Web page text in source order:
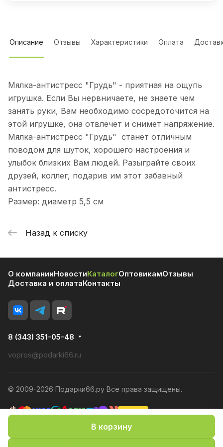
В корзину
Описание Отзывы Характеристики Оплата
Мялка-антистресс "Грудь" - приятная на ощупь
игрушка. Если Вы нервничаете, не знаете чем
занять руки, Вам необходимо сосредоточится на
этой игрушке, она отвлечет и снимет напряжение.
Мялка-антистресс "Грудь" станет отличным
поводом для шуток, хорошего настроения и
улыбок близких Вам людей. Разыграйте своих
друзей, коллег, подарив им этот забавный
антистресс.
Размер: диаметр 5,5 см
Назад к списку
О компанииНовостиКаталогОптовикамОтзывы
Доставка и оплатаКонтакты
8 (343) 351-05-48
vopros@podarki66.ru
© 2009-2026 Подарки66.ру Все права защищены.
Политика конфиденциальности